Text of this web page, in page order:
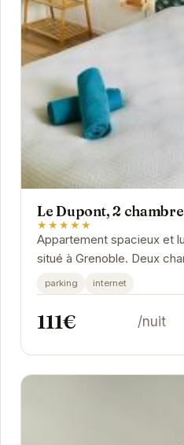
Le Dupont, 2
★★★★★
Appartement spacieux et
situé à Grenoble. Deux
cuisine équipée et un
parking internet
111€ /nuit